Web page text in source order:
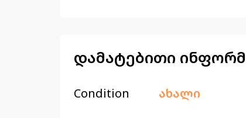
დამატებითი
Condition
ახალი